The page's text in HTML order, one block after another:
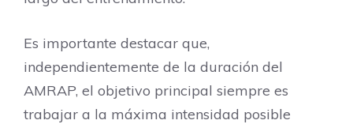
Es importante destacar que,
independientemente de la duración del
AMRAP, el objetivo principal siempre es
trabajar a la máxima intensidad posible